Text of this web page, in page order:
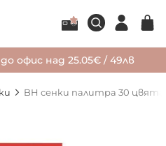
офис над 25.05€ / 49лв
BH сенки палитра 30 цвята